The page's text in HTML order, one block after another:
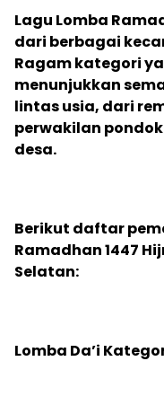
‎Lagu Lomba
dari berbagai
Ragam kategori
menunjukkan
lintas usia, dari
perwakilan
desa.
‎Berikut daftar
Ramadhan 1447
Selatan:
‎Lomba Da’i